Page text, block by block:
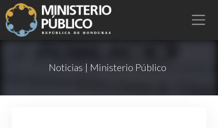
Noticias | Ministerio Público